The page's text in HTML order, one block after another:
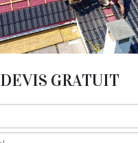
DEVIS GRATUIT